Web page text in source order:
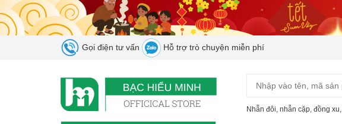
Gọi điện tư vấn Hỗ trợ trò chuyện miễn phí
Nhẫn đôi nhẫn cặp đồng xu